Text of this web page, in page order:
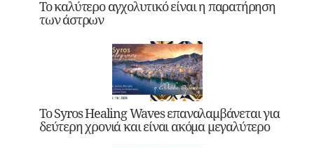
Το καλύτερο αγχολυτικό είναι η παρατήρηση
των άστρων
Το Syros Healing Waves επαναλαμβάνεται για
δεύτερη χρονιά και είναι ακόμα μεγαλύτερο